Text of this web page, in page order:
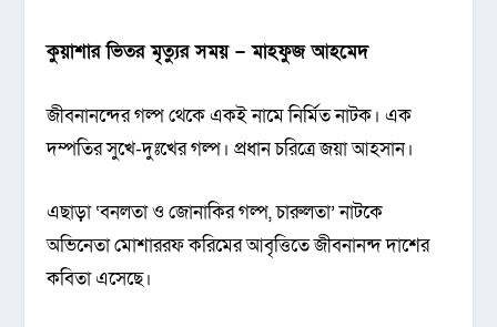
কুয়াশার ভিতর মৃত্যুর সময় – মাহফুজ আহমেদ
জীবনানন্দের গল্প থেকে একই নামে নির্মিত নাটক। এক
দম্পতির সুখে-দুঃখের গল্প। প্রধান চরিত্রে জয়া আহসান।
এছাড়া ‘বনলতা ও জোনাকির গল্প, চারুলতা’ নাটকে
অভিনেতা মোশাররফ করিমের আবৃত্তিতে জীবনানন্দ দাশের
কবিতা এসেছে।